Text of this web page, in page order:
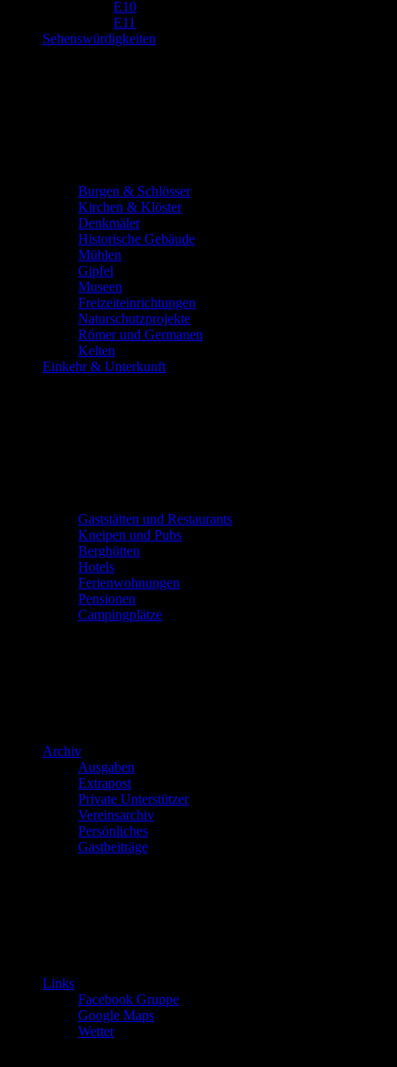
E10
E11
Sehenswürdigkeiten
Burgen & Schlösser
Kirchen & Klöster
Denkmäler
Historische Gebäude
Mühlen
Gipfel
Museen
Freizeiteinrichtungen
Naturschutzprojekte
Römer und Germanen
Kelten
Einkehr & Unterkunft
Gaststätten und Restaurants
Kneipen und Pubs
Berghütten
Hotels
Ferienwohnungen
Pensionen
Campingplätze
Archiv
Ausgaben
Extrapost
Private Unterstützer
Vereinsarchiv
Persönliches
Gastbeiträge
Links
Facebook Gruppe
Google Maps
Wetter